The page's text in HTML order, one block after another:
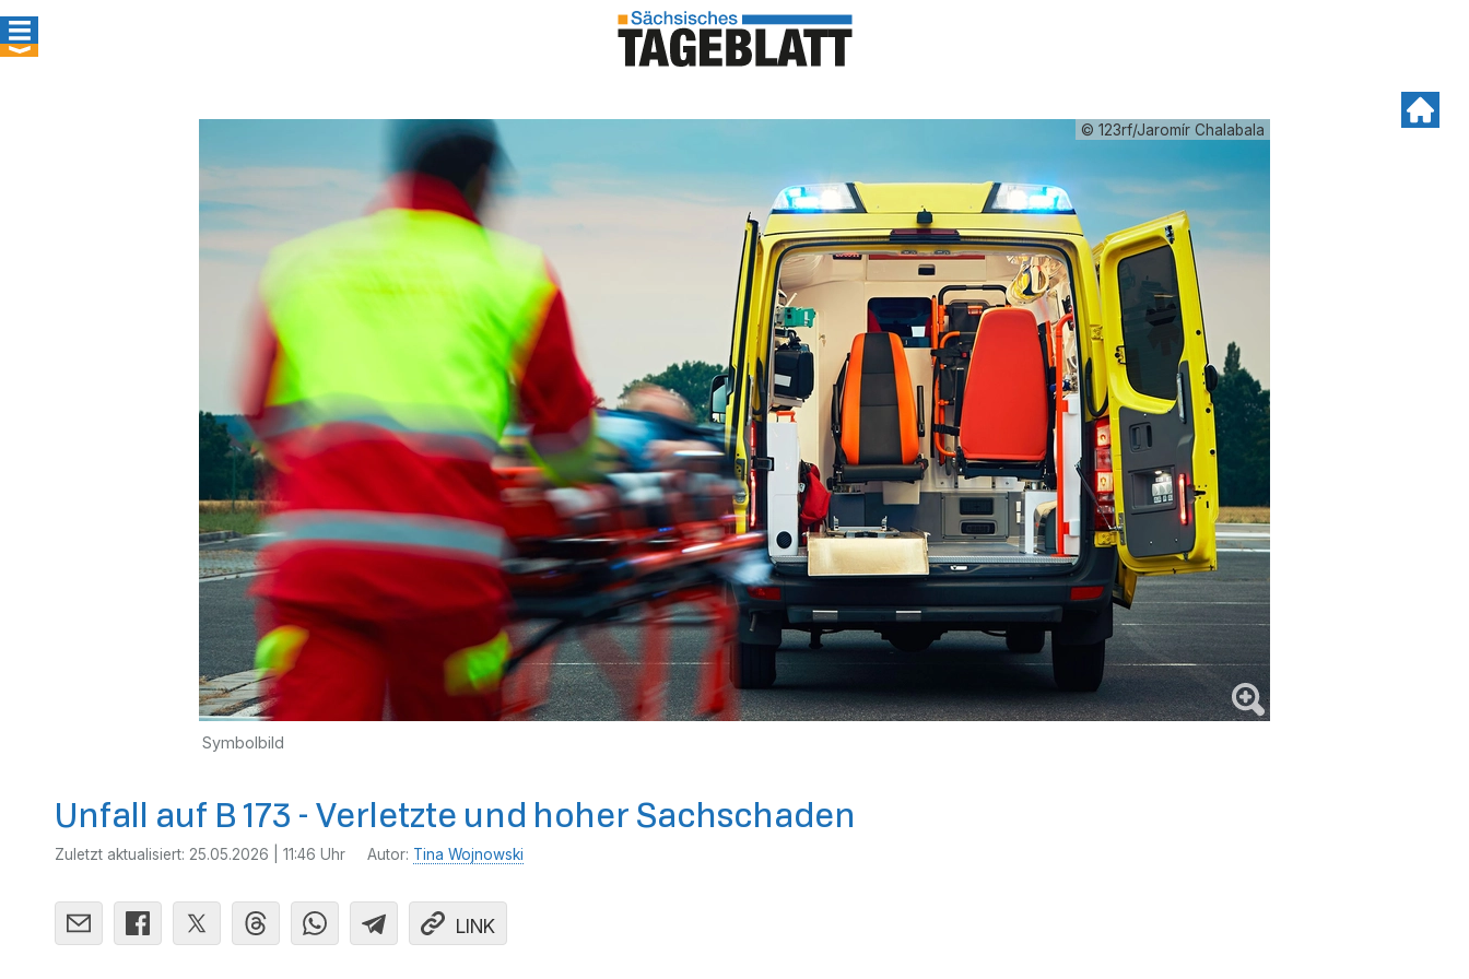
© 123rf/Jaromír Chalabala
Symbolbild
Unfall auf B 173 - Verletzte und hoher Sachschaden
Zuletzt aktualisiert: 25.05.2026 | 11:46 Uhr Autor: Tina Wojnowski
LINK